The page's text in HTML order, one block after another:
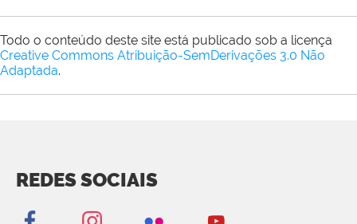
Todo o conteúdo deste site está publicado sob a licença
Creative Commons Atribuição-SemDerivações 3.0 Não
Adaptada.
REDES SOCIAIS